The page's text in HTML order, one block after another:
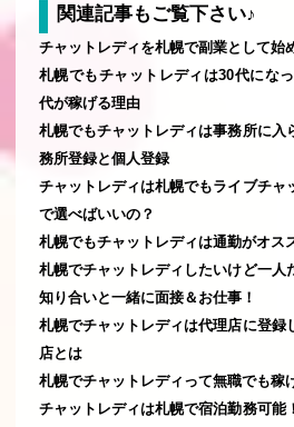
関連記事もご覧下さい♪
チャットレディを札幌で副業として始
札幌でもチャットレディは30代にな
代が稼げる理由
札幌でもチャットレディは事務所に入
務所登録と個人登録
チャットレディは札幌でもライブチャ
で選べばいいの？
札幌でもチャットレディは通勤がオス
札幌でチャットレディしたいけど一人
知り合いと一緒に面接＆お仕事！
札幌でチャットレディは代理店に登録
店とは
札幌でチャットレディって無職でも稼
チャットレディは札幌で宿泊勤務可能